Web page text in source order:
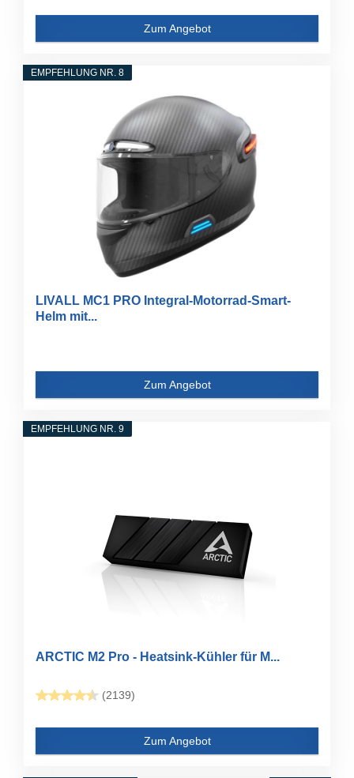
Zum Angebot
EMPFEHLUNG NR. 8
LIVALL MC1 PRO Integral-Motorrad-Smart-
Helm mit...
Zum Angebot
EMPFEHLUNG NR. 9
ARCTIC M2 Pro - Heatsink-Kühler für M...
(2139)
Zum Angebot